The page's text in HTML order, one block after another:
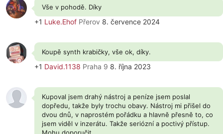
Vše v pohodě. Díky
+1 Luke.Ehof Přerov 8. července 2024
Koupě synth krabičky, vše ok, díky.
+1 David.1138 Praha 9 8. října 2023
Kupoval jsem drahý nástroj a peníze jsem poslal
dopředu, takže byly trochu obavy. Nástroj mi přišel do
dvou dnů, v naprostém pořádku a hlavně přesně to, co
jsem viděl v inzerátu. Takže seriózní a poctivý přístup.